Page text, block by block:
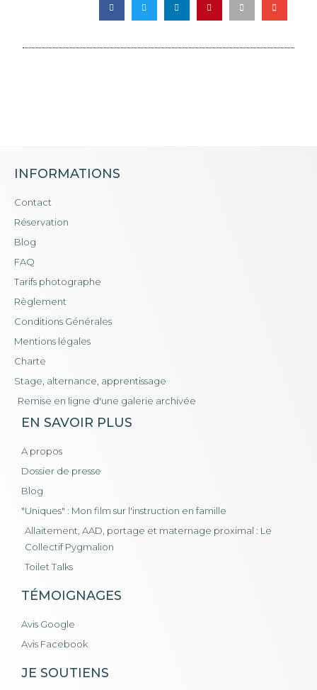
INFORMATIONS
Contact
Réservation
Blog
FAQ
Tarifs photographe
Règlement
Conditions Générales
Mentions légales
Charte
Stage, alternance, apprentissage
Remise en ligne d'une galerie archivée
EN SAVOIR PLUS
A propos
Dossier de presse
Blog
"Uniques" : Mon film sur l'instruction en famille
Allaitement, AAD, portage et maternage proximal : Le
Collectif Pygmalion
Toilet Talks
TÉMOIGNAGES
Avis Google
Avis Facebook
JE SOUTIENS